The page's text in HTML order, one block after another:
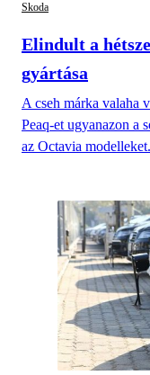
Skoda
Elindult a
gyártása
A cseh márka valaha
Peaq-et ugyanazon a
az Octavia modelleket.